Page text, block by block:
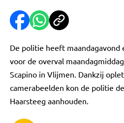
De politie heeft maandagavond
voor de overval
Scapino in Vlijmen. Dankzij
camerabeelden kon de politie
Haarsteeg aanhouden.